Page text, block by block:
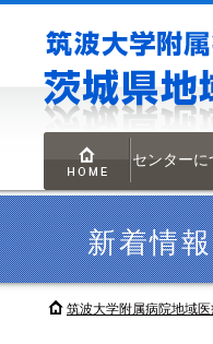
HOME
センターに
新着情報
筑波大学附属病院地域